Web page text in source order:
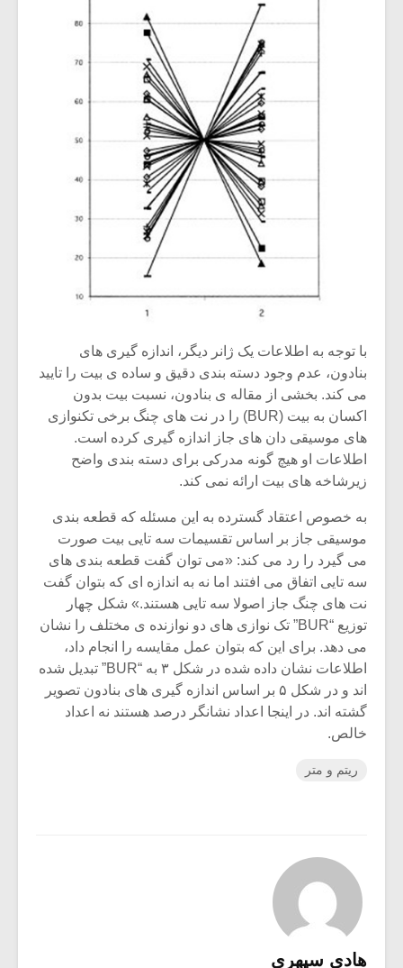
با توجه به اطلاعات یک ژانر دیگر، اندازه گیری های
بنادون، عدم وجود دسته بندی دقیق و ساده ی بیت را تایید
می کند. بخشی از مقاله ی بنادون، نسبت بیت بدون
اکسان به بیت (BUR) را در نت های چنگ برخی تکنوازی
های موسیقی دان های جاز اندازه گیری کرده است.
اطلاعات او هیچ گونه مدرکی برای دسته بندی واضح
زیرشاخه های بیت ارائه نمی کند.
به خصوص اعتقاد گسترده به این مسئله که قطعه بندی
موسیقی جاز بر اساس تقسیمات سه تایی بیت صورت
می گیرد را رد می کند: «می توان گفت قطعه بندی های
سه تایی اتفاق می افتند اما نه به اندازه ای که بتوان گفت
نت های چنگ جاز اصولا سه تایی هستند.» شکل چهار
توزیع “BUR” تک نوازی های دو نوازنده ی مختلف را نشان
می دهد. برای این که بتوان عمل مقایسه را انجام داد،
اطلاعات نشان داده شده در شکل ۳ به “BUR” تبدیل شده
اند و در شکل ۵ بر اساس اندازه گیری های بنادون تصویر
گشته اند. در اینجا اعداد نشانگر درصد هستند نه اعداد
خالص.
ریتم و متر
هادی سپهری